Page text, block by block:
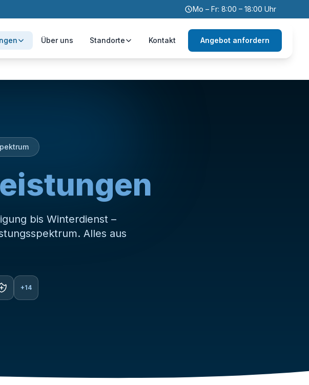
Mo – Fr: 8:00 – 18:00 Uhr
Über uns Standorte Kontakt Angebot anfordern
bis Winterdienst –
Alles aus
+14